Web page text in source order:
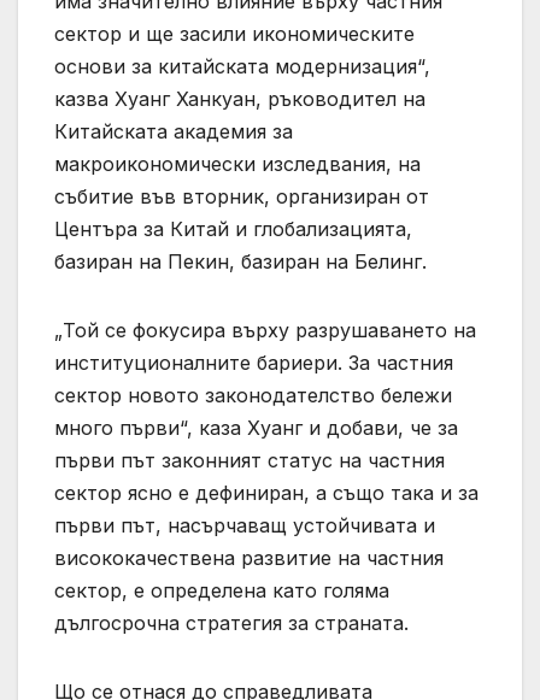
сектор и ще засили икономическите
основи за китайската модернизация“,
казва Хуанг Ханкуан, ръководител на
Китайската академия за
макроикономически изследвания, на
събитие във вторник, организиран от
Центъра за Китай и глобализацията,
базиран на Пекин, базиран на Белинг.
„Той се фокусира върху разрушаването на
институционалните бариери. За частния
сектор новото законодателство бележи
много първи“, каза Хуанг и добави, че за
първи път законният статус на частния
сектор ясно е дефиниран, а също така и за
първи път, насърчаващ устойчивата и
висококачествена развитие на частния
сектор, е определена като голяма
дългосрочна стратегия за страната.
Що се отнася до справедливата